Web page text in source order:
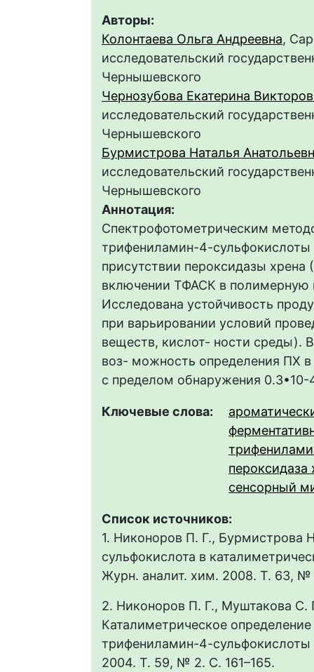
Авторы:
Колонтаева Ольга Андреевна,
исследовательский
Чернышевского
Чернозубова Екатерина
исследовательский
Чернышевского
Бурмистрова Наталья
исследовательский
Чернышевского
Аннотация:
Спектрофотометрическим
трифениламин-4-
присутствии пероксидазы
включении ТФАСК в полимерную
Исследована устойчивость
при варьировании условий
веществ, кислот- ности среды).
воз- можность определения ПХ
с пределом обнаружения
Ключевые слова:
пероксидаза
сенсорный
Список источников:
1. Никоноров П. Г.,
сульфокислота в
Журн. аналит. хим. 2008. Т. 63, №
2. Никоноров П. Г., Муштакова
Каталиметрическое
трифениламин-4-
2004. Т. 59, № 2. С. 161–165.